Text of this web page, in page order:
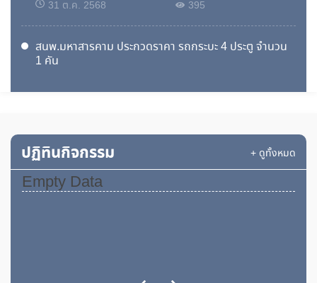
31 ต.ค. 2568 395
สนพ.มหาสารคาม ประกวดราคา รถกระบะ 4 ประตู จำนวน
1 คัน
28 ต.ค. 2568 283
สนพ.มหาสารคาม ร่าง ประกวดราคา รถตู้ 12 ที่นั่ง
28 ต.ค. 2568 275
ปฏิทินกิจกรรม + ดูทั้งหมด
Empty Data